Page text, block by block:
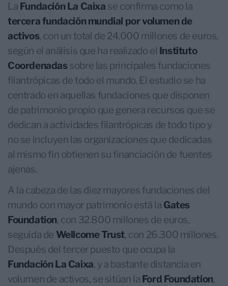
La Fundación La Caixa se confirma como la
tercera fundación mundial por volumen de
activos, con un total de 24.000 millones de euros,
según el análisis que ha realizado el Instituto
Coordenadassobre las principales fundaciones
filantrópicas de todo el mundo. El estudio se ha
centrado en aquellas fundaciones que disponen
de patrimonio propio que genera recursos que se
dedican a actividades filantrópicas de todo tipo y
no se incluyen las organizaciones que dedicadas
al mismo fin obtienen su financiación de fuentes
ajenas.
A la cabeza de las diez mayores fundaciones del
mundo con mayor patrimonio está la Gates
Foundation, con 32.800 millones de euros,
seguida de Wellcome Trust, con 26.300 millones.
Después del tercer puesto que ocupa la
Fundación La Caixa, y a bastante distancia en
volumen de activos, se sitúan la Ford Foundation,